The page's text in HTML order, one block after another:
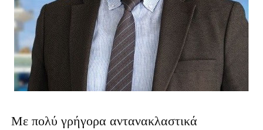
Με πολύ γρήγορα αντανακλαστικά